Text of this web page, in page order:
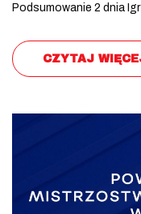
Podsumowanie 2 dnia
CZYTAJ